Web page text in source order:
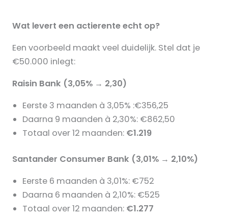
Wat levert een actierente echt op?
Een voorbeeld maakt veel duidelijk. Stel dat je
€50.000 inlegt:
Raisin Bank (3,05% → 2,30)
Eerste 3 maanden à 3,05% :€356,25
Daarna 9 maanden à 2,30%: €862,50
Totaal over 12 maanden: €1.219
Santander Consumer Bank (3,01% → 2,10%)
Eerste 6 maanden à 3,01%: €752
Daarna 6 maanden à 2,10%: €525
Totaal over 12 maanden: €1.277